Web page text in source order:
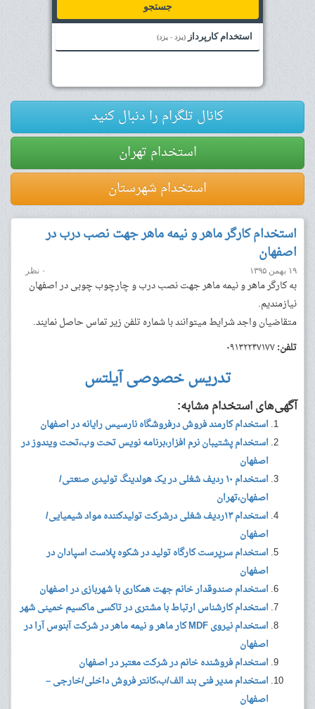
جستجو
استخدام کارپرداز (یزد - یزد)
کانال تلگرام را دنبال کنید
استخدام تهران
استخدام شهرستان
استخدام کارگر ماهر و نیمه ماهر جهت نصب درب در
اصفهان
۱۹ بهمن ۱۳۹۵ ۰ نظر
به کارگر ماهر و نیمه ماهر جهت نصب درب و چارچوب چوبی در اصفهان
نیازمندیم.
متقاضیان واجد شرایط میتوانند با شماره تلفن زیر تماس حاصل نمایند.
تلفن:۰۹۱۳۲۲۴۷۱۷۷
تدریس خصوصی آیلتس
آگهی‌های استخدام مشابه:
استخدام کارمند فروش درفروشگاه نارسیس رایانه در اصفهان
استخدام پشتیبان نرم افزار،برنامه نویس تحت وب،تحت ویندوز در
اصفهان
استخدام ۱۰ ردیف شغلی در یک هولدینگ تولیدی صنعتی/
اصفهان،تهران
استخدام ۱۳ردیف شغلی درشرکت تولیدکننده مواد شیمیایی/
اصفهان
استخدام سرپرست کارگاه تولید در شکوه پلاست اسپادان در
اصفهان
استخدام صندوقدار خانم جهت همکاری با شهربازی در اصفهان
استخدام کارشناس ارتباط با مشتری در تاکسی ماکسیم خمینی شهر
استخدام نیروی MDF کار ماهر و نیمه ماهر در شرکت آبنوس آرا در
اصفهان
استخدام فروشنده خانم در شرکت معتبر در اصفهان
استخدام مدیر فنی بند الف/ب،کانتر فروش داخلی/خارجی –
اصفهان